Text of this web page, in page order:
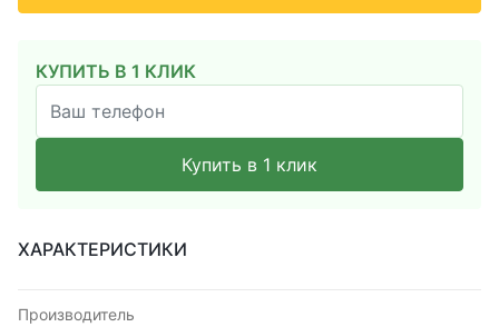
КУПИТЬ В 1 КЛИК
Купить в 1 клик
ХАРАКТЕРИСТИКИ
Производитель